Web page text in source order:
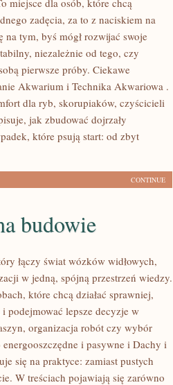
miejsce dla osób, które chcą
zadęcia, za to z naciskiem na
tym, byś mógł rozwijać swoje
niezależnie od tego, czy
pierwsze próby. Ciekawe
Akwarium i Technika Akwariowa .
dla ryb, skorupiaków, czyścicieli
jak zbudować dojrzały
które psują start: od zbyt
CONTINUE
budowie
łączy świat wózków widłowych,
w jedną, spójną przestrzeń wiedzy.
które chcą działać sprawniej,
podejmować lepsze decyzje w
organizacja robót czy wybór
i pasywne i Dachy i
się na praktyce: zamiast pustych
W treściach pojawiają się zarówno